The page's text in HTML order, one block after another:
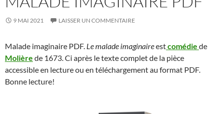
9 MAI 2021 LAISSER UN COMMENTAIRE
Malade imaginaire PDF. Le malade imaginaireestcomédie de
Molière de 1673. Ci après le texte complet de la pièce
accessible en lecture ou en téléchargement au format PDF.
Bonne lecture!